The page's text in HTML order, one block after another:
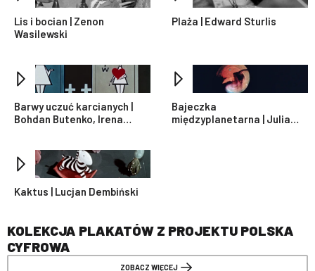
Lis i bocian | Zenon
Wasilewski
Plaża | Edward Sturlis
Barwy uczuć karcianych |
Bohdan Butenko, Irena
Bajeczka
międzyplanetarna | Julian
Kaktus | Lucjan Dembiński
KOLEKCJA PLAKATÓW Z PROJEKTU POLSKA
CYFROWA
ZOBACZ WIĘCEJ